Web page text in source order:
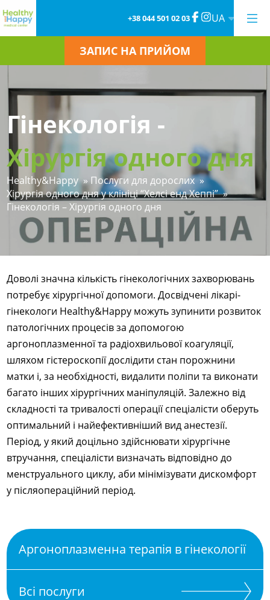
+38 044 501 02 03 UA
ЗАПИС НА ПРИЙОМ
Гінекологія -
Хірургія одного дня
Healthy&Happy »Послуги для дорослих »
Хірургія одного дня у клініці “Хелсі енд Хеппі” »
Гінекологія – Хірургія одного дня
Доволі значна кількість гінекологічних захворювань
потребує хірургічної допомоги. Досвідчені лікарі-
гінекологи Healthy&Happy можуть зупинити розвиток
патологічних процесів за допомогою
аргоноплазменної та радіохвильової коагуляції,
шляхом гістероскопії дослідити стан порожнини
матки і, за необхідності, видалити поліпи та виконати
багато інших хірургічних маніпуляцій. Залежно від
складності та тривалості операції спеціалісти оберуть
оптимальний і найефективніший вид анестезії.
Період, у який доцільно здійснювати хірургічне
втручання, спеціалісти визначать відповідно до
менструального циклу, аби мінімізувати дискомфорт
у післяопераційний період.
Аргоноплазменна терапія в гінекології
Всі послуги